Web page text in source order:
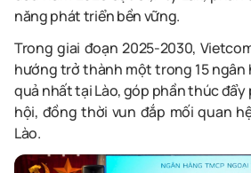
năng phát triển bền vững.
Trong giai đoạn 2025-2030,
hướng trở thành một trong 15 ngân
quả nhất tại Lào, góp phần thúc
hội, đồng thời vun đắp mối quan
Lào.